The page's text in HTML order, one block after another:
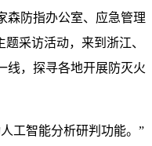
森防指办公室、应急管理
采访活动，来到浙江、
线，探寻各地开展防灭火
工智能分析研判功能。”